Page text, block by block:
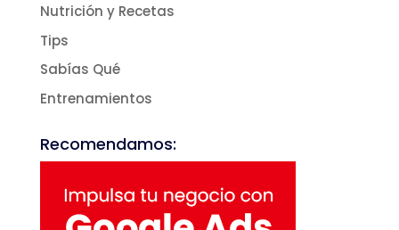
Nutrición y Recetas
Tips
Sabías Qué
Entrenamientos
Recomendamos: